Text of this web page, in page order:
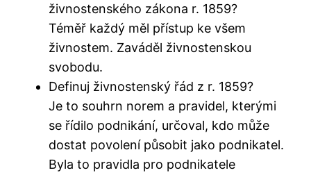
živnostenského zákona r. 1859?
Téměř každý měl přístup ke všem
živnostem. Zaváděl živnostenskou
svobodu.
Definuj živnostenský řád z r. 1859?
Je to souhrn norem a pravidel, kterými
se řídilo podnikání, určoval, kdo může
dostat povolení působit jako podnikatel.
Byla to pravidla pro podnikatele